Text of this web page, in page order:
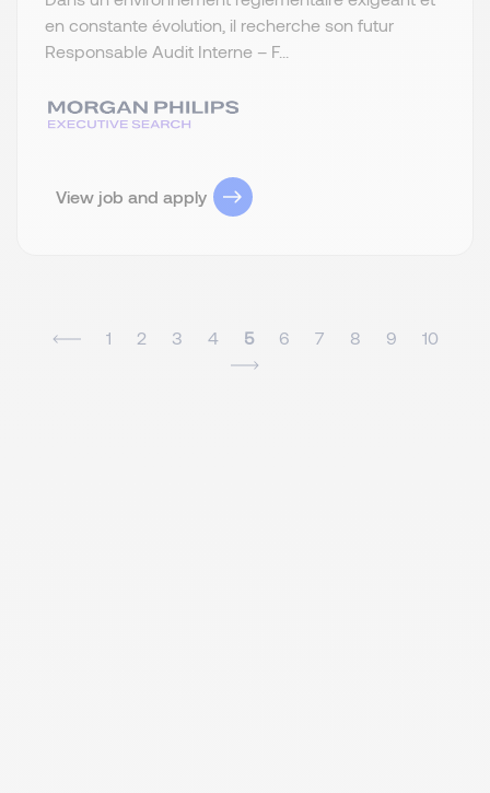
en constante évolution, il recherche son futur
Responsable Audit Interne – F...
View job and apply
1 2 3 4 5 6 7 8 9 10